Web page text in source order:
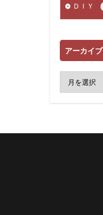
ＤＩＹ
アーカイブ